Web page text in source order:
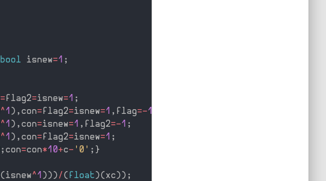
bool isnew=1 ;
= flag2=isnew=1 ;
^1 ) , con= flag2=isnew=1 , flag=-1
^1 ) , con=isnew=1 , flag2=-1 ;
^1 ) , con= flag2=isnew=1 ;
; con=con*10+c- '0' ; }
(isnew ^1 ))) / ( float)(xc)) ;